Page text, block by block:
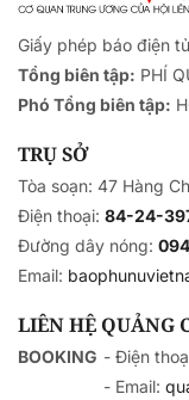
Giấy phép báo điện
Tổng biên tập: PHÍ
Phó Tổng biên tập:
TRỤ SỞ
Tòa soạn: 47 Hàng
Điện thoại: 84-24-
Đường dây nóng:
Email:
LIÊN HỆ QUẢNG
BOOKING - Điện
- Email: